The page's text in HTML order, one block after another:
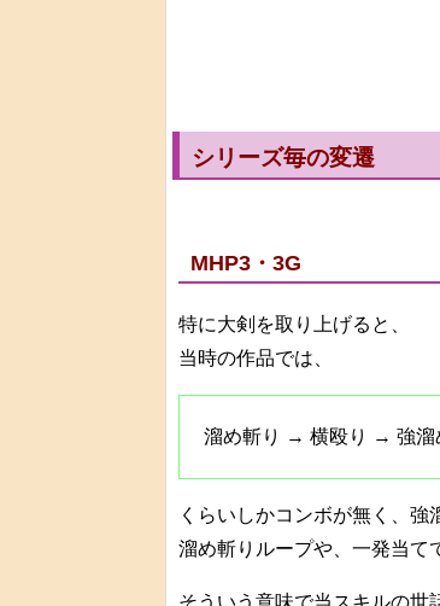
シリーズ毎の変遷
MHP3・3G
特に大剣を取り上げると、
当時の作品では、
溜め斬り → 横殴り → 強溜
くらいしかコンボが無く、強
溜め斬りループや、一発当て